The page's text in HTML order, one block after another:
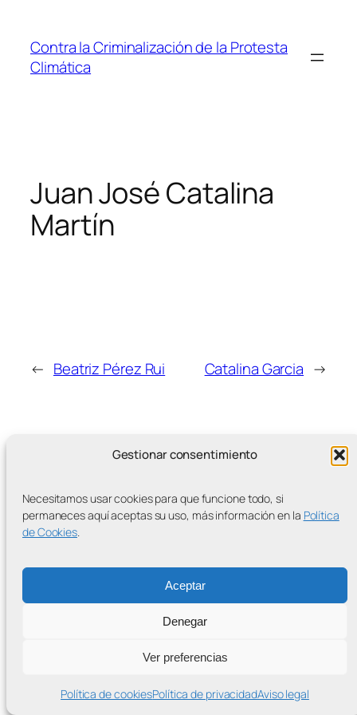
Gestionar consentimiento
Necesitamos usar cookies para que funcione todo, si
permaneces aquí aceptas su uso, más información en la Política
de Cookies.
Aceptar
Denegar
Ver preferencias
Política de cookiesPolítica de privacidadAviso legal
contenido
Contra la Criminalización de la Protesta
Climática
Juan José Catalina
Martín
← Beatriz Pérez Rui Catalina Garcia →
MÁS ENTRADAS
Contra la Criminalización de la Protesta Climática
Proudly powered byWordPress